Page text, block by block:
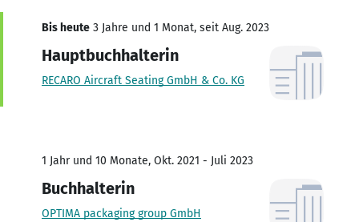
Bis heute 3 Jahre und 1 Monat, seit Aug. 2023
Hauptbuchhalterin
RECARO Aircraft Seating GmbH & Co. KG
1 Jahr und 10 Monate, Okt. 2021 - Juli 2023
Buchhalterin
OPTIMA packaging group GmbH